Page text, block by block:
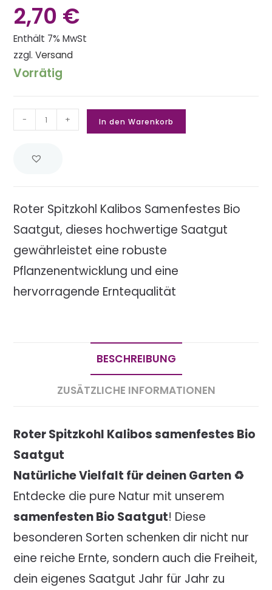
2,70 €
Enthält 7% MwSt
zzgl.Versand
Vorrätig
- + In den Warenkorb
Roter Spitzkohl Kalibos Samenfestes Bio
Saatgut, dieses hochwertige Saatgut
gewährleistet eine robuste
Pflanzenentwicklung und eine
hervorragende Erntequalität
BESCHREIBUNG
ZUSÄTZLICHE INFORMATIONEN
Roter Spitzkohl Kalibos samenfestes Bio
Saatgut
Natürliche Vielfalt für deinen Garten ♻️
Entdecke die pure Natur mit unserem
samenfesten Bio Saatgut! Diese
besonderen Sorten schenken dir nicht nur
eine reiche Ernte, sondern auch die Freiheit,
dein eigenes Saatgut Jahr für Jahr zu